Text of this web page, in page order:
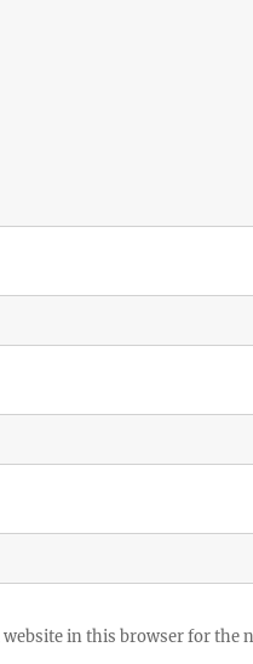
website in this browser for the